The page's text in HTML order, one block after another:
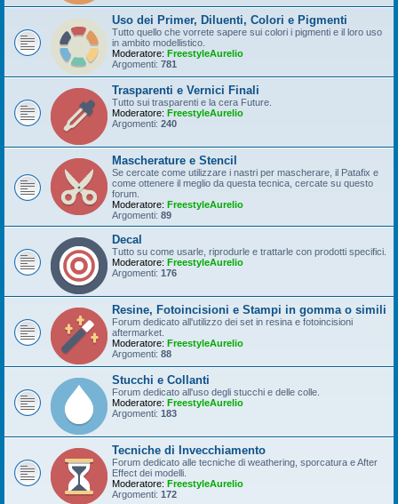
Uso dei Primer, Diluenti, Colori e Pigmenti
Tutto quello che vorrete sapere sui colori i pigmenti e il loro uso
in ambito modellistico.
Moderatore: FreestyleAurelio
Argomenti: 781
Trasparenti e Vernici Finali
Tutto sui trasparenti e la cera Future.
Moderatore: FreestyleAurelio
Argomenti: 240
Mascherature e Stencil
Se cercate come utilizzare i nastri per mascherare, il Patafix e
come ottenere il meglio da questa tecnica, cercate su questo
forum.
Moderatore: FreestyleAurelio
Argomenti: 89
Decal
Tutto su come usarle, riprodurle e trattarle con prodotti specifici.
Moderatore: FreestyleAurelio
Argomenti: 176
Resine, Fotoincisioni e Stampi in gomma o simili
Forum dedicato all'utilizzo dei set in resina e fotoincisioni
aftermarket.
Moderatore: FreestyleAurelio
Argomenti: 88
Stucchi e Collanti
Forum dedicato all'uso degli stucchi e delle colle.
Moderatore: FreestyleAurelio
Argomenti: 183
Tecniche di Invecchiamento
Forum dedicato alle tecniche di weathering, sporcatura e After
Effect dei modelli.
Moderatore: FreestyleAurelio
Argomenti: 172